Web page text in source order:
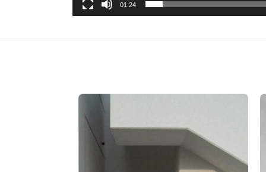
01:24